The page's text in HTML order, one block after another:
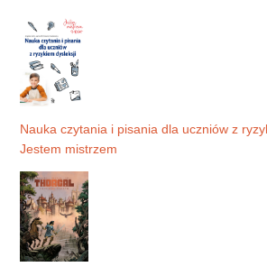
Nauka czytania i pisania dla uczniów z
Jestem mistrzem